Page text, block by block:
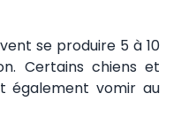
se produire 5 à 10
Certains chiens et
également vomir au